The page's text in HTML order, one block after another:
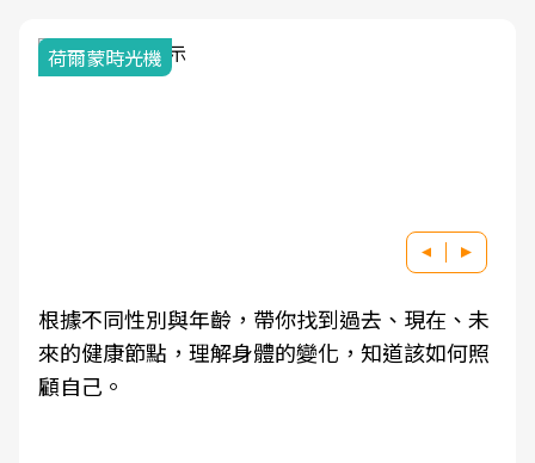
荷爾蒙時光機
根據不同性別與年齡，帶你找到過去、現在、未
來的健康節點，理解身體的變化，知道該如何照
顧自己。